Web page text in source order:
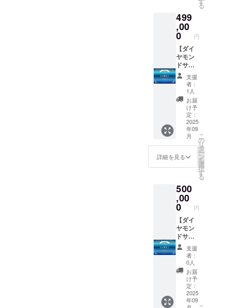
「掲載
不要」
とお書
きくだ
さい。
をお書
きくだ
さい
(会社
名・ハ
ンドル
ネーム
でも
可)。
ご支援
の順番
がその
まま掲
載順に
なりま
す(中位
枠内)。
掲載
不要」
とお書
きくだ
さい。
り、 お
値段も
気持ち
ばかり
お安く
させて
いただ
いてお
りま
す。 デ
ジタル
支援証
明書サ
イズ：
2000x1
414(px)
※備考欄
に掲載
したい
お名前
きくだ
さい
(会社
名・ハ
ンドル
ネーム
でも
可)。
ご支援
の順番
がその
まま掲
載順に
なりま
す(中上
ホル
ダー(1
個)■ ■オ
リジナ
ルAIデ
ザインT
シャツ
(1枚)■ ■
公式サ
イトお
名前ク
レジッ
ト(6年
間)■ デ
ジタル
支援証
明書サ
イズ：
2000x1
414(px)
ルキー
ホル
ダーサ
イズ：
縦4x横
1.7x厚
さ
0.3(cm)
Tシャツ
サイ
ズ：メ
ンズS・
M・L、
ディー
る
499
,00
0 円
【ダイ
ヤモン
ドサ
ポー
ター／
ライ
ト】 ■
御礼の
メッ
セージ■
■デジタ
ル支援
証明書
(ダイヤ
モン
ド)■ ■公
トお名
前クレ
ジット
(サービ
ス存続
の限
り)■ ■オ
ンライ
ン通話
(1時
間)■ ア
クリル
キーホ
ダー・T
支援
者：
1人
お届
け予
定：
2025
年09
月
詳細を見る
こ
の
リ
タ
ー
ン
を
選
択
す
る
500
,00
0 円
【ダイ
ヤモン
ドサ
ポー
ター】
■御礼の
メッ
セージ■
■デジタ
ル支援
証明書
支援
者：
0人
お届
け予
定：
2025
年09